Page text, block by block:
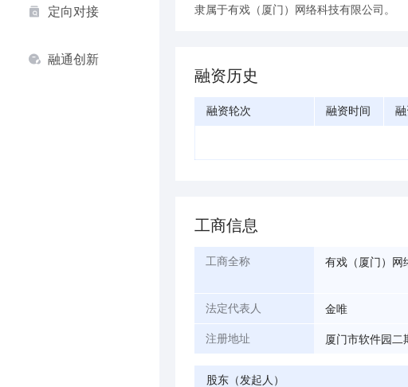
定向对接
融通创新
隶属于有戏（厦门）网络科技有限公司。
融资历史
融资轮次 融资时间
工商信息
工商全称 有戏（厦门）网
法定代表人 金唯
注册地址 厦门市软件园
股东（发起人）